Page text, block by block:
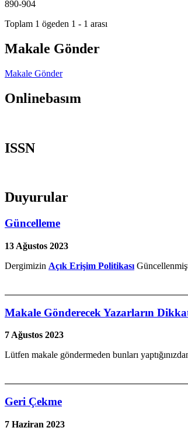
890-904
Toplam 1 ögeden 1 - 1 arası
Makale Gönder
Makale Gönder
Onlinebasım
ISSN
Duyurular
Güncelleme
13 Ağustos 2023
Dergimizin Açık Erişim Politikası
Makale Gönderecek Yazarların
7 Ağustos 2023
Lütfen makale göndermeden bunları
Geri Çekme
7 Haziran 2023